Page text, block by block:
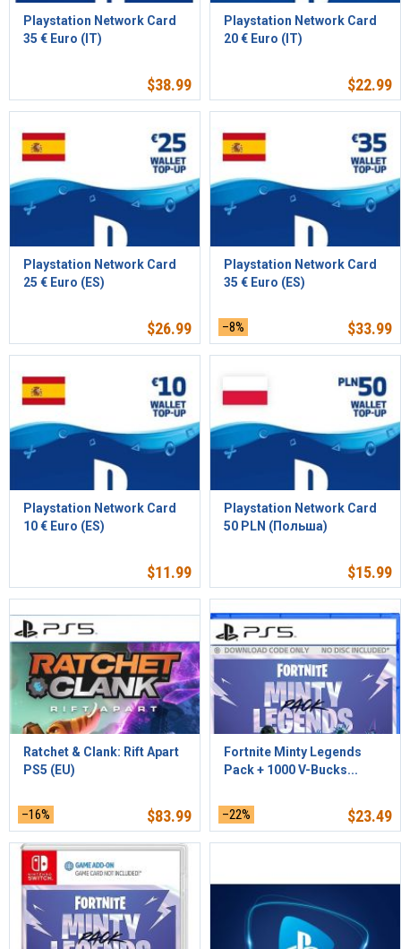
Playstation Network Card
35 € Euro (IT)
$38.99
Playstation Network Card
20 € Euro (IT)
$22.99
Playstation Network Card
25 € Euro (ES)
$26.99
Playstation Network Card
35 € Euro (ES)
–8% $33.99
Playstation Network Card
10 € Euro (ES)
$11.99
Playstation Network Card
50 PLN (Польша)
$15.99
Ratchet & Clank: Rift Apart
PS5 (EU)
–16% $83.99
Fortnite Minty Legends
Pack + 1000 V-Bucks...
–22% $23.49